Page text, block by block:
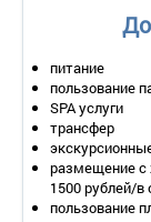
- смена белья –
- смена
- доставка газет
- услуги няни по
- услуги СПА-
2-местный
Количество
питание
пользование
SPA услуги
трансфер
размещение с
1500 рублей/в
пользование